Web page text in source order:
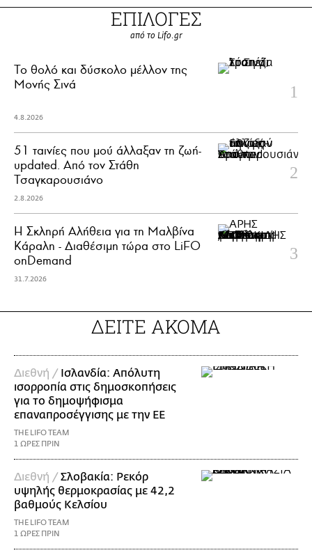
ΕΠΙΛΟΓΕΣ
από το Lifo.gr
Το θολό και δύσκολο μέλλον της
Μονής Σινά
4.8.2026
51 ταινίες που μού άλλαξαν τη ζωή-
updated. Aπό τον Στάθη
Τσαγκαρουσιάνο
2.8.2026
Η Σκληρή Αλήθεια για τη Μαλβίνα
Κάραλη - Διαθέσιμη τώρα στo LiFO
onDemand
31.7.2026
ΔΕΙΤΕ ΑΚΟΜΑ
Διεθνή / Ισλανδία: Απόλυτη
ισορροπία στις δημοσκοπήσεις
για το δημοψήφισμα
επαναπροσέγγισης με την ΕΕ
THE LIFO TEAM
1 ΩΡΕΣ ΠΡΙΝ
Διεθνή / Σλοβακία: Ρεκόρ
υψηλής θερμοκρασίας με 42,2
βαθμούς Κελσίου
THE LIFO TEAM
1 ΩΡΕΣ ΠΡΙΝ